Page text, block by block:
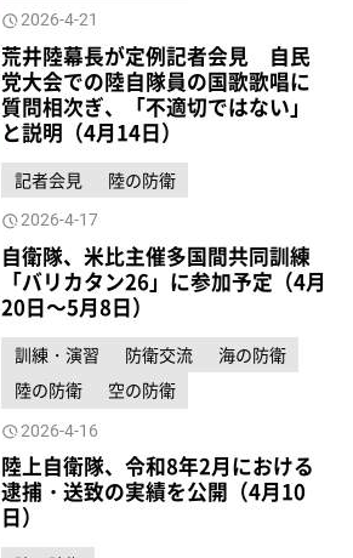
2026-4-21
荒井陸幕長が定例記者会見 自民
党大会での陸自隊員の国歌歌唱に
質問相次ぎ、「不適切ではない」
と説明（4月14日）
記者会見 陸の防衛
2026-4-17
自衛隊、米比主催多国間共同訓練
「バリカタン26」に参加予定（4月
20日～5月8日）
訓練・演習 防衛交流
海の防衛
陸の防衛
空の防衛
2026-4-16
陸上自衛隊、令和8年2月における
逮捕・送致の実績を公開（4月10
日）